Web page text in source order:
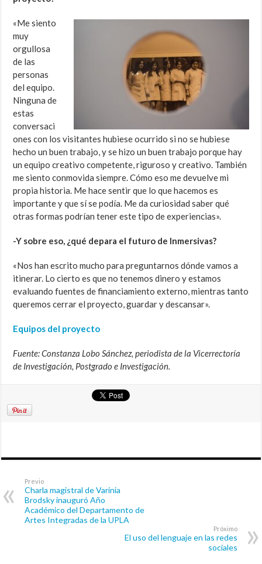
«Me siento
muy
orgullosa
de las
personas
del equipo.
Ninguna de
estas
conversaci
ones con los visitantes hubiese ocurrido si no se hubiese
hecho un buen trabajo, y se hizo un buen trabajo porque hay
un equipo creativo competente, riguroso y creativo. También
me siento conmovida siempre. Cómo eso me devuelve mi
propia historia. Me hace sentir que lo que hacemos es
importante y que sí se podía. Me da curiosidad saber qué
otras formas podrían tener este tipo de experiencias».
-Y sobre eso, ¿qué depara el futuro de Inmersivas?
«Nos han escrito mucho para preguntarnos dónde vamos a
itinerar. Lo cierto es que no tenemos dinero y estamos
evaluando fuentes de financiamiento externo, mientras tanto
queremos cerrar el proyecto, guardar y descansar».
Equipos del proyecto
Fuente: Constanza Lobo Sánchez, periodista de la Vicerrectoría
de Investigación, Postgrado e Investigación.
Previo
Charla magistral de Varinia
Brodsky inauguró Año
Académico del Departamento de
Artes Integradas de la UPLA
Próximo
El uso del lenguaje en las redes
sociales